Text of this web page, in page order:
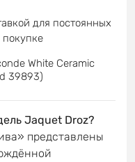
для постоянных
покупке
White Ceramic
39893)
Jaquet Droz?
представлены